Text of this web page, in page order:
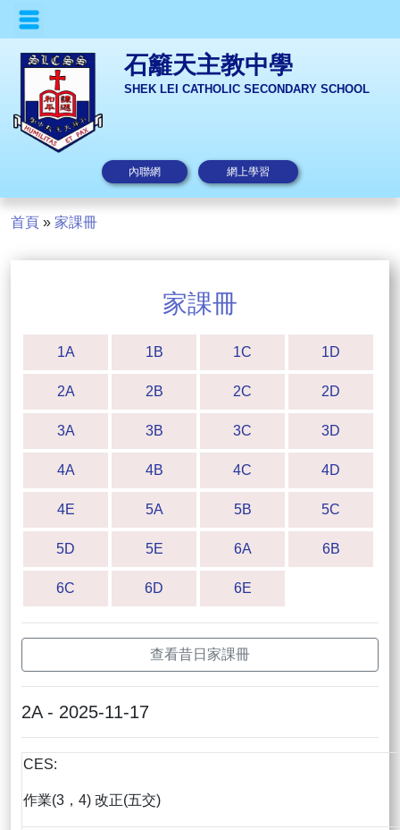
石籬天主教中學
SHEK LEI CATHOLIC SECONDARY SCHOOL
內聯網 網上學習
首頁 » 家課冊
家課冊
1A 1B 1C 1D
2A 2B 2C 2D
3A 3B 3C 3D
4A 4B 4C 4D
4E 5A 5B 5C
5D 5E 6A 6B
6C 6D 6E
查看昔日家課冊
2A - 2025-11-17
CES:
作業(3，4) 改正(五交)